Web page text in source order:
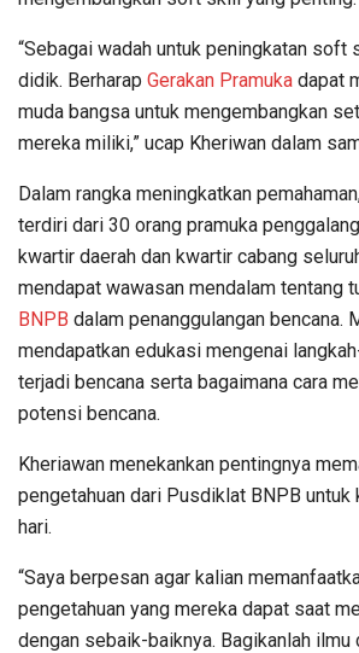
“Sebagai wadah untuk peningkatan
didik. Berharap Gerakan Pramuka dapat
muda bangsa untuk mengembangkan
mereka miliki,” ucap Kheriwan dalam
Dalam rangka meningkatkan
terdiri dari 30 orang pramuka
kwartir daerah dan kwartir cabang
mendapat wawasan mendalam tentang
BNPB dalam penanggulangan bencana.
mendapatkan edukasi mengenai
terjadi bencana serta bagaimana cara
potensi bencana.
Kheriawan menekankan pentingnya
pengetahuan dari Pusdiklat BNPB untuk
hari.
“Saya berpesan agar kalian
pengetahuan yang mereka dapat saat
dengan sebaik-baiknya. Bagikanlah ilmu